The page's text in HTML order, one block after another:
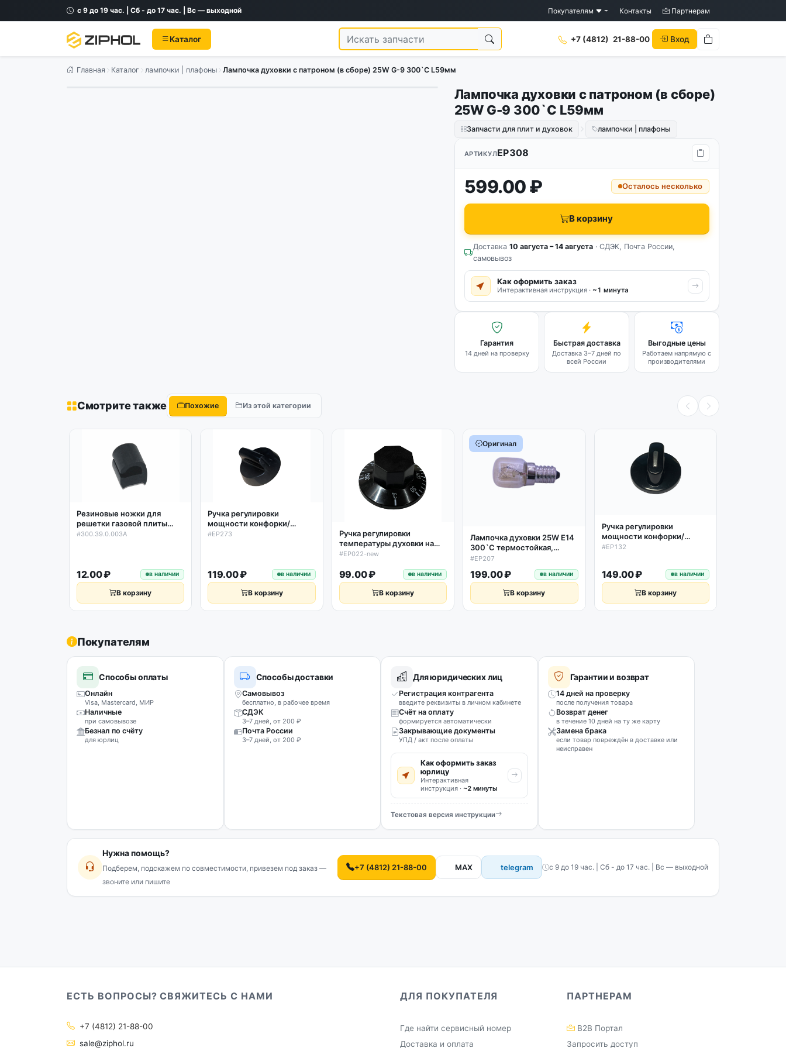
с 9 до 19 час. | Сб - до 17 час. | Вс — выходной Покупателям Контакты Партнерам
Каталог +7 (4812) 21-88-00 Вход
Главная Каталог лампочки | плафоны Лампочка духовки с патроном (в сборе) 25W G-9 300`C L59мм
Лампочка духовки с патроном (в сборе)
25W G-9 300`C L59мм
Запчасти для плит и духовок лампочки | плафоны
АРТИКУЛEP308
599.00 ₽ Осталось несколько
В корзину
Доставка 10 августа – 14 августа· СДЭК, Почта России,
самовывоз
Как оформить заказ
Интерактивная инструкция · ~1 минута
Гарантия
14 дней на проверку
Быстрая доставка
Доставка 3–7 дней по
всей России
Выгодные цены
Работаем напрямую с
производителями
Смотрите также Похожие Из этой категории
Резиновые ножки для
решетки газовой плиты
Gefest, Гефест
#300.39.0.003A
12.00 ₽ в наличии
В корзину
Ручка регулировки
мощности конфорки/
духовки D46/6мм,
#EP273
119.00 ₽ в наличии
В корзину
Ручка регулировки
температуры духовки на
300 С градусов
#EP022-new
99.00 ₽ в наличии
В корзину
Оригинал
Лампочка духовки 25W E14
300`C термостойкая,
аналог C00076978
#EP207
199.00 ₽ в наличии
В корзину
Ручка регулировки
мощности конфорки/
духовки универсальная под
#EP132
149.00 ₽ в наличии
В корзину
Покупателям
Способы оплаты
Онлайн
Visa, Mastercard, МИР
Наличные
при самовывозе
Безнал по счёту
для юрлиц
Способы доставки
Самовывоз
бесплатно, в рабочее время
СДЭК
3–7 дней, от 200 ₽
Почта России
3–7 дней, от 200 ₽
Для юридических лиц
Регистрация контрагента
введите реквизиты в личном кабинете
Счёт на оплату
формируется автоматически
Закрывающие документы
УПД / акт после оплаты
Как оформить заказ
юрлицу
Интерактивная
инструкция · ~2 минуты
Текстовая версия инструкции
Гарантии и возврат
14 дней на проверку
после получения товара
Возврат денег
в течение 10 дней на ту же карту
Замена брака
если товар повреждён в доставке или
неисправен
Нужна помощь?
Подберем, подскажем по совместимости, привезем под заказ —
звоните или пишите
+7 (4812) 21-88-00 MAX telegram с 9 до 19 час. | Сб - до 17 час. | Вс — выходной
ЕСТЬ ВОПРОСЫ? СВЯЖИТЕСЬ С НАМИ
+7 (4812) 21-88-00
sale@ziphol.ru
ДЛЯ ПОКУПАТЕЛЯ
Где найти сервисный номер
Доставка и оплата
ПАРТНЕРАМ
B2B Портал
Запросить доступ